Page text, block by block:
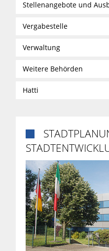
Stellenangebote und
Vergabestelle
Verwaltung
Weitere Behörden
Hatti